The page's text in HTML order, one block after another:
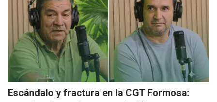
Escándalo y fractura en la CGT Formosa: